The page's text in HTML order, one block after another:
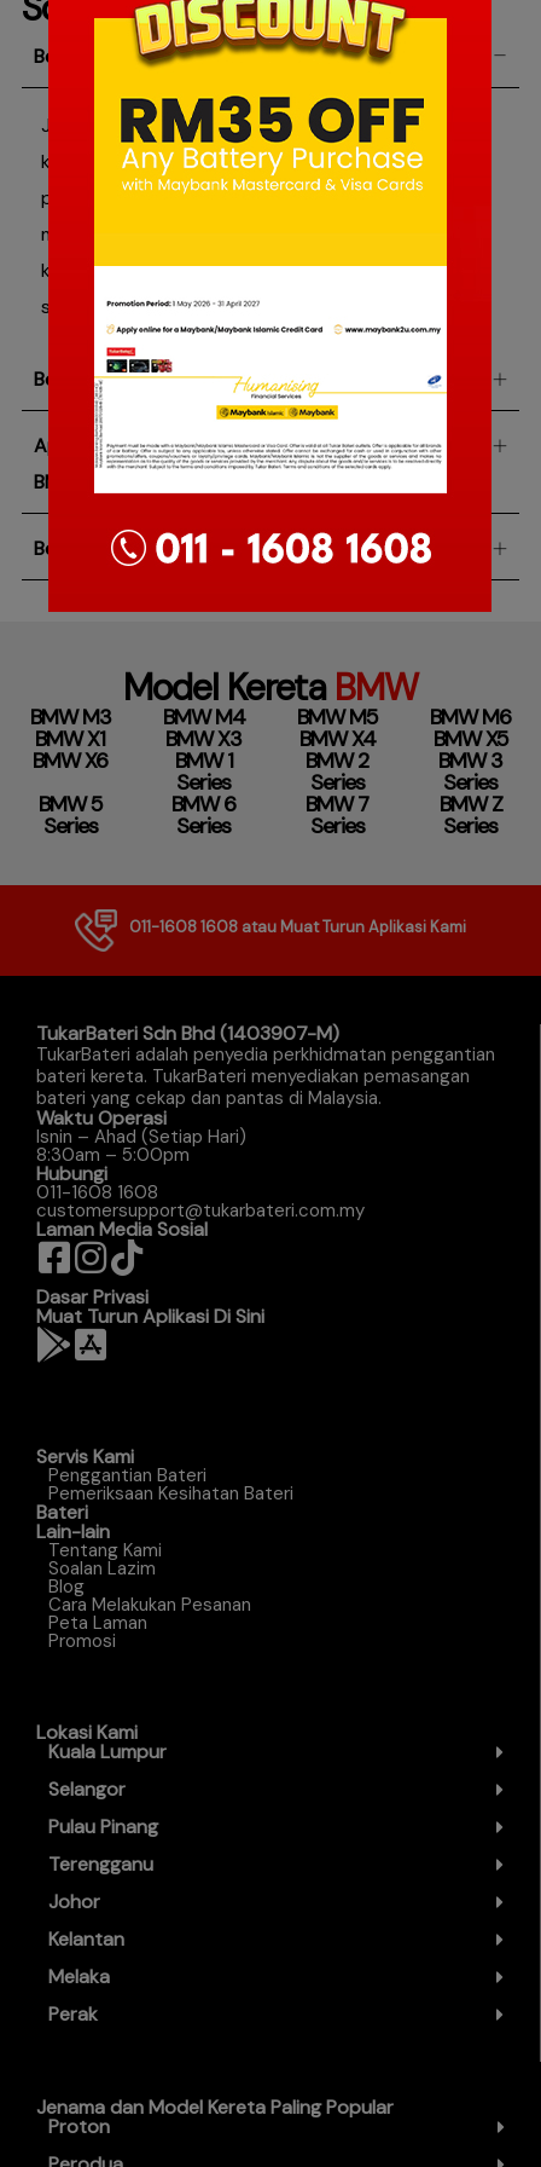
Berapa lamakah bateri kereta BMW X1 bertahan?
Jangka hayat bateri kereta BMW X1 bergantung
kepada pelbagai faktor seperti kualiti bateri,
penggunaan kenderaan dan cara anda
menyelenggara kenderaan anda. Umumnya, bateri
kereta BMW X1 boleh bertahan sehingga 3-5 tahun
sebelum ia perlu diganti.
Berapakah harga bateri kereta BMW X1?
Apakah jenis bateri kereta yang digunakan kereta
BMW X1?
Berapa lamakah waranti bateri kereta BMW X1?
Model Kereta BMW
BMW M3 BMW M4 BMW M5 BMW M6
BMW X1 BMW X3 BMW X4 BMW X5
BMW X6 BMW 1
Series
BMW 2
Series
BMW 3
Series
BMW 5
Series
BMW 6
Series
BMW 7
Series
BMW Z
Series
011-1608 1608 atau Muat Turun Aplikasi Kami
TukarBateri Sdn Bhd (1403907-M)
TukarBateri adalah penyedia perkhidmatan penggantian
bateri kereta. TukarBateri menyediakan pemasangan
bateri yang cekap dan pantas di Malaysia.
Waktu Operasi
Isnin – Ahad (Setiap Hari)
8:30am – 5:00pm
Hubungi
011-1608 1608
customersupport@tukarbateri.com.my
Laman Media Sosial
Dasar Privasi
Muat Turun Aplikasi Di Sini
Servis Kami
Penggantian Bateri
Pemeriksaan Kesihatan Bateri
Bateri
Lain-lain
Tentang Kami
Soalan Lazim
Blog
Cara Melakukan Pesanan
Peta Laman
Promosi
Lokasi Kami
Kuala Lumpur
Selangor
Pulau Pinang
Terengganu
Johor
Kelantan
Melaka
Perak
Jenama dan Model Kereta Paling Popular
Proton